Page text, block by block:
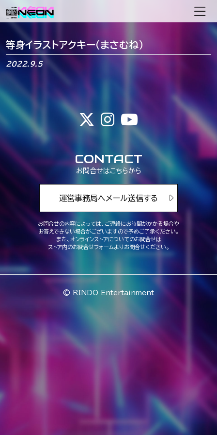
メインナビゲーション
等身イラストアクキー（まさむね）
2022.9.5
CONTACT
お問合せはこちらから
運営事務局へメール送信する
お問合せの内容によっては、ご連絡にお時間がかかる場合や
お答えできない場合がございますので予めご了承ください。
また、オンラインストアについてのお問合せは
ストア内のお問合せフォームよりお問合せください。
© RINDO Entertainment